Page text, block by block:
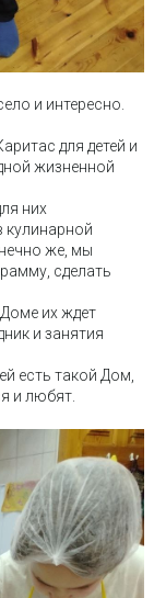
и интересно.
для детей и
жизненной
них
кулинарной
же, мы
сделать
их ждет
и занятия
есть такой Дом,
и любят.